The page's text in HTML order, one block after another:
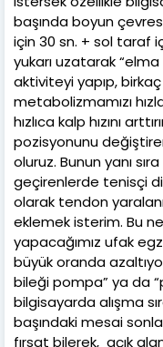
başında boyun
için 30 sn. + sol taraf
yukarı uzatarak “elma
aktiviteyi yapıp,
metabolizmamızı
hızlıca kalp hızını
pozisyonunu
oluruz. Bunun yanı
geçirenlerde tenisçi
olarak tendon
eklemek isterim. Bu
yapacağımız ufak
büyük oranda
bileği pompa” ya da
bilgisayarda alışma
başındaki mesai
fırsat bilerek, açık